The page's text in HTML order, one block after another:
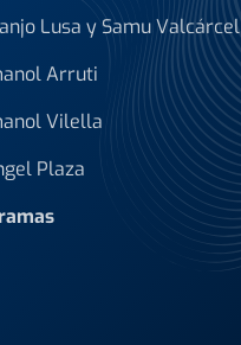
Lusa y Samu Valcárcel
Arruti
Vilella
Plaza